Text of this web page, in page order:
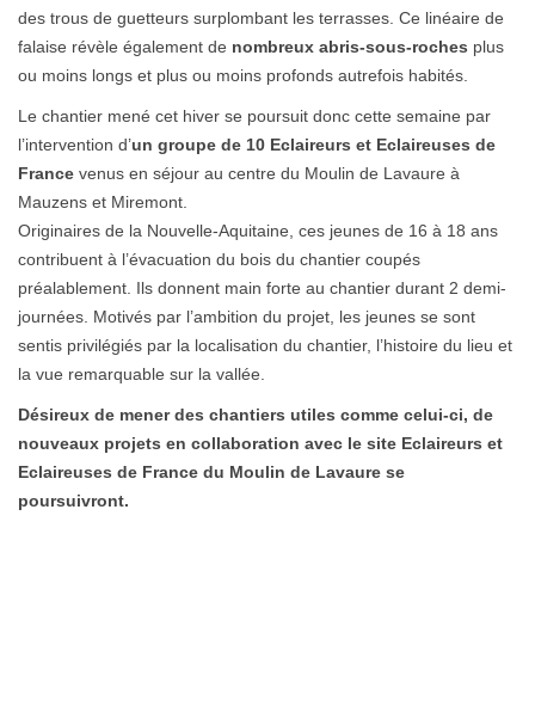
des trous de guetteurs surplombant les terrasses. Ce linéaire de
falaise révèle également de nombreux abris-sous-roches plus
ou moins longs et plus ou moins profonds autrefois habités.
Le chantier mené cet hiver se poursuit donc cette semaine par
l’intervention d’un groupe de 10 Eclaireurs et Eclaireuses de
France venus en séjour au centre du Moulin de Lavaure à
Mauzens et Miremont.
Originaires de la Nouvelle-Aquitaine, ces jeunes de 16 à 18 ans
contribuent à l’évacuation du bois du chantier coupés
préalablement. Ils donnent main forte au chantier durant 2 demi-
journées. Motivés par l’ambition du projet, les jeunes se sont
sentis privilégiés par la localisation du chantier, l’histoire du lieu et
la vue remarquable sur la vallée.
Désireux de mener des chantiers utiles comme celui-ci, de
nouveaux projets en collaboration avec le site Eclaireurs et
Eclaireuses de France du Moulin de Lavaure se
poursuivront.